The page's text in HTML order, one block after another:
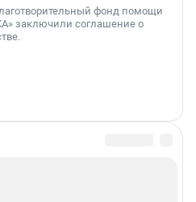
фонд помощи
заключили соглашение о